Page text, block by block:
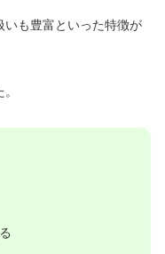
も豊富といった特徴が